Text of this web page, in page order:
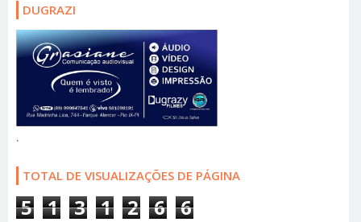
DUGRAZI
.
TOTAL DE VISUALIZAÇÕES DE PÁGINA
5 1 3 1 2 6 6